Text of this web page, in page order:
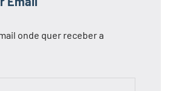
onde quer receber a